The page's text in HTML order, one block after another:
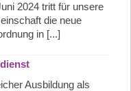
2024 tritt für unsere
die neue
in [...]
Ausbildung als